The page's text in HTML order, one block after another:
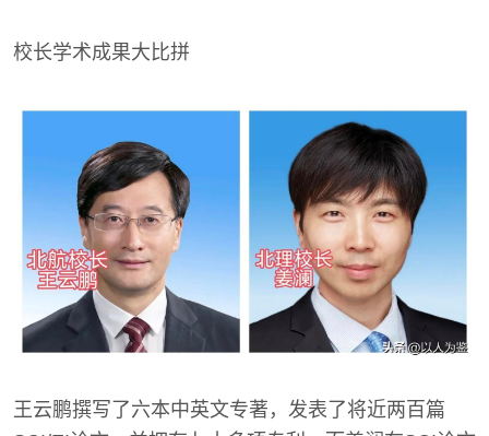
校长学术成果大比拼
王云鹏撰写了六本中英文专著，发表了将近两百篇